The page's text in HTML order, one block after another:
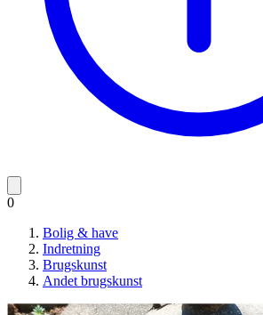
0
Bolig & have
Indretning
Brugskunst
Andet brugskunst